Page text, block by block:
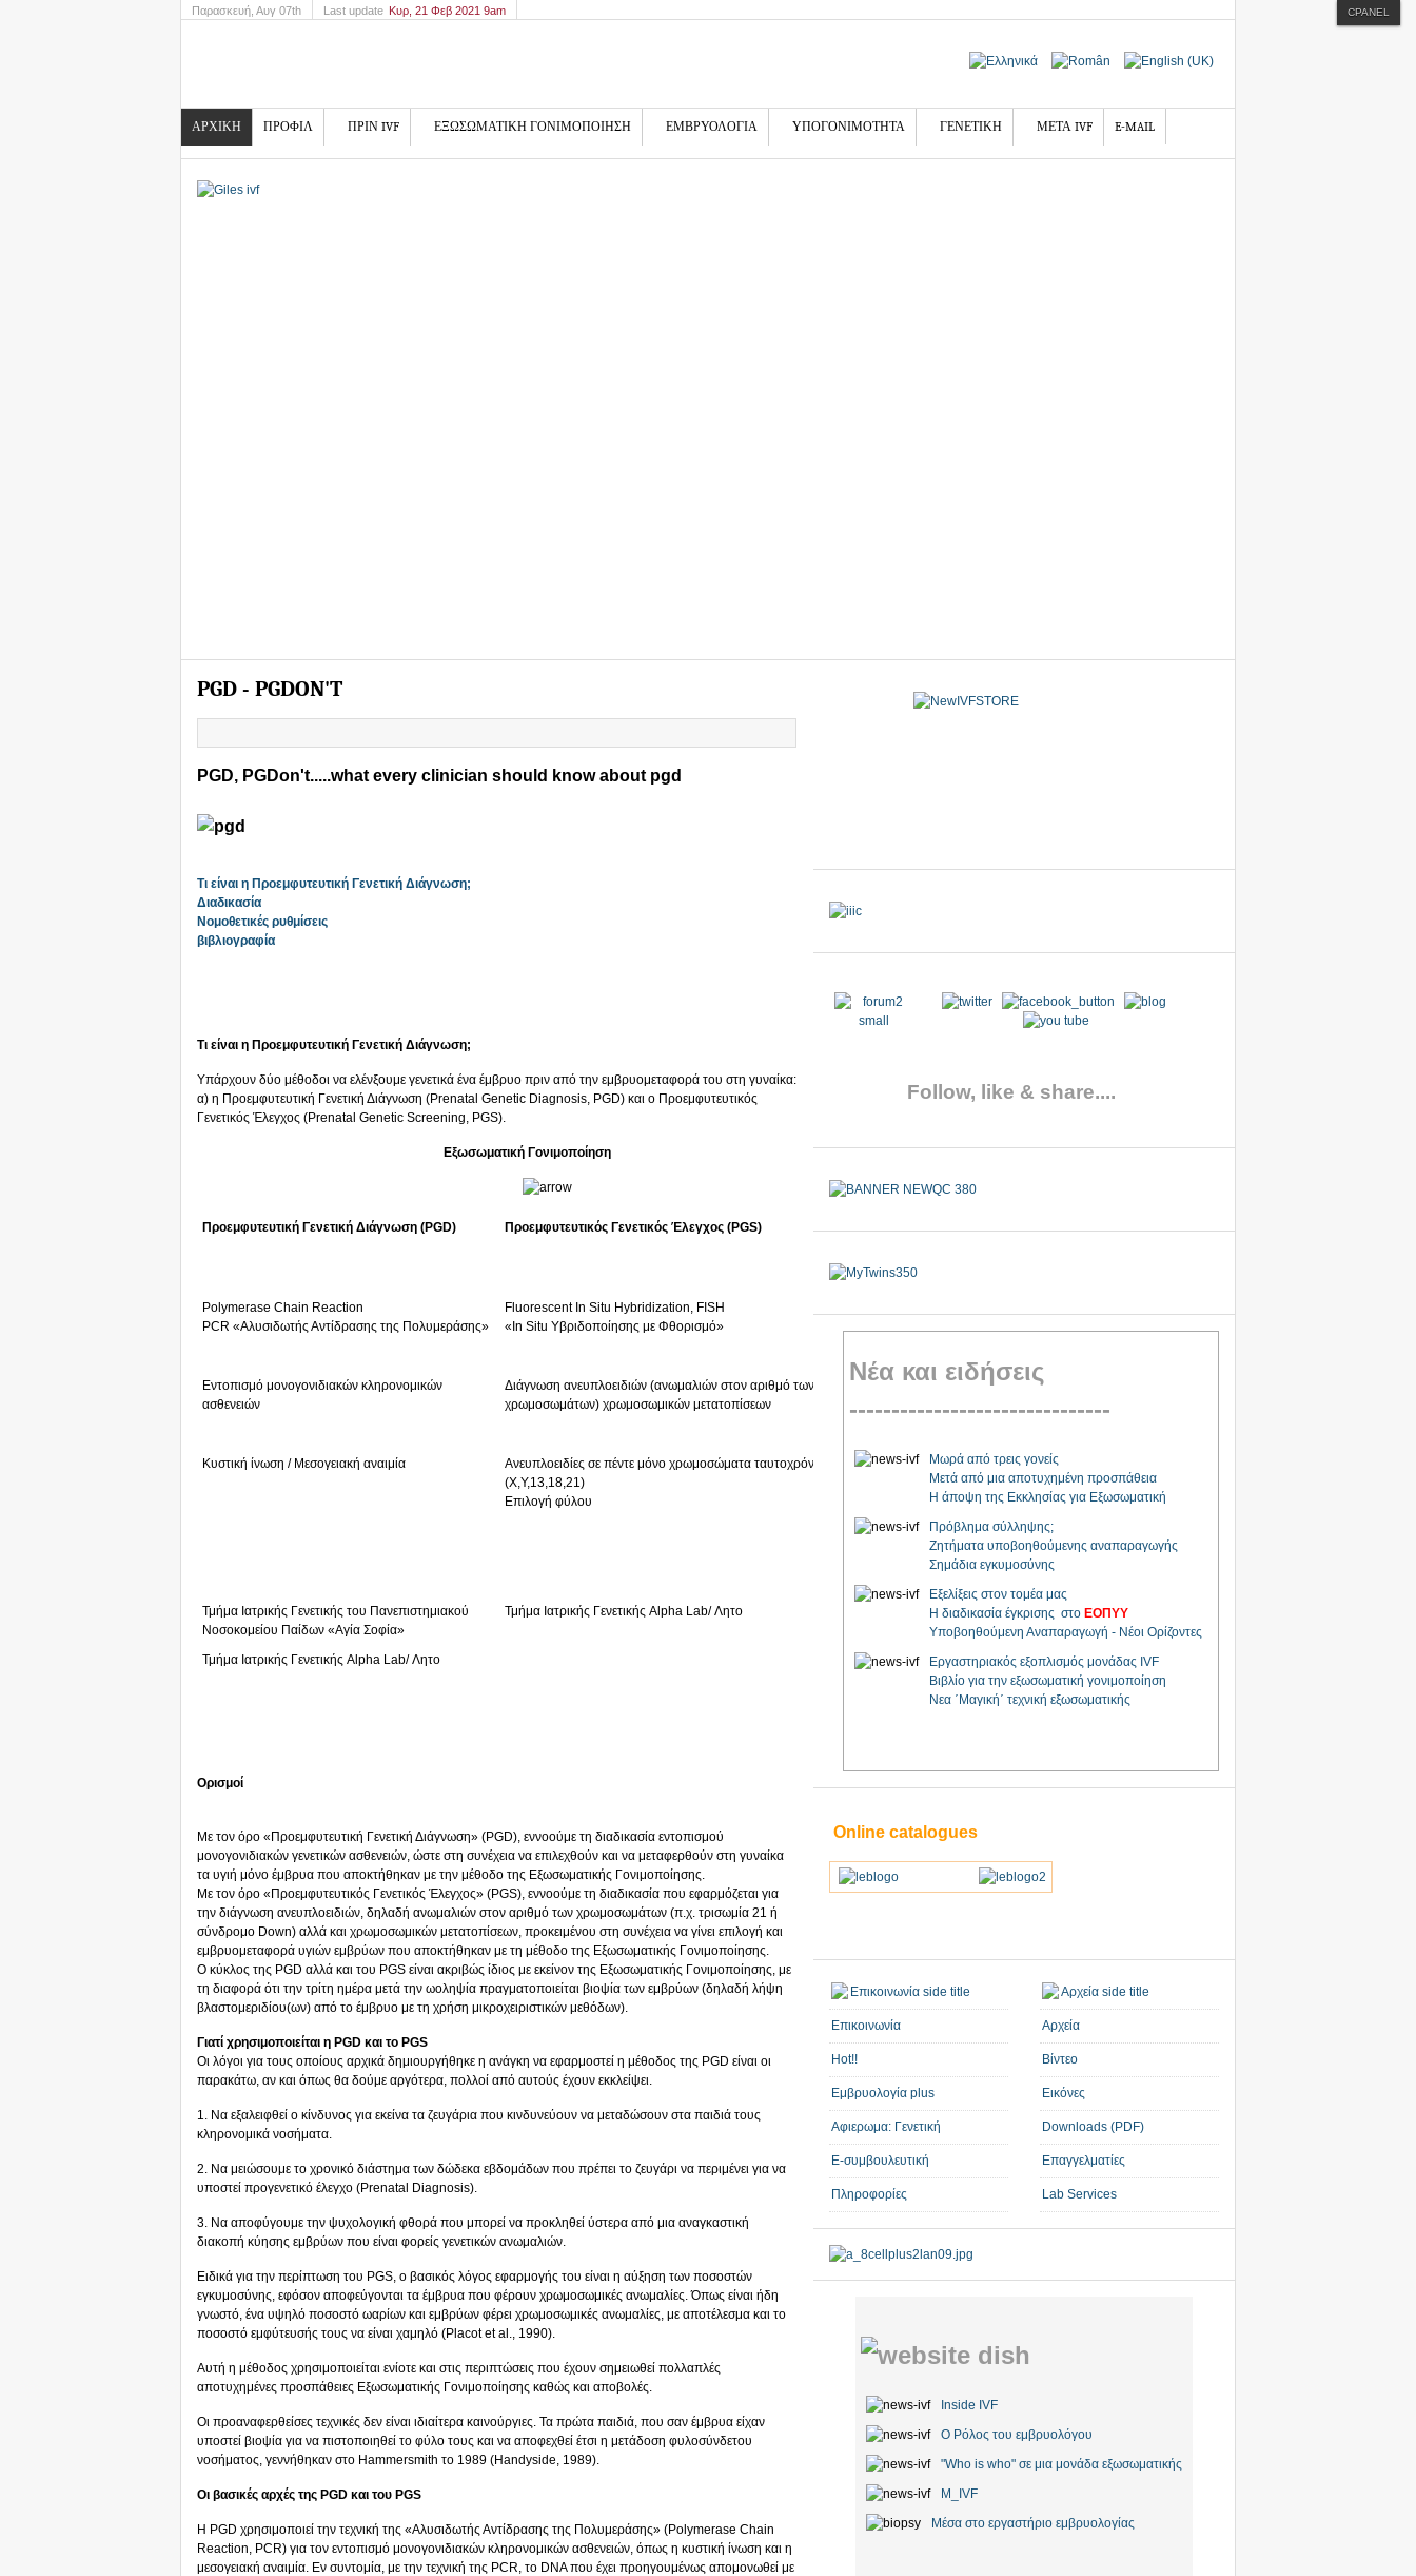
Παρασκευή , Αυγ 07th Last update Κυρ, 21 Φεβ 2021 9am
ΑΡΧΙΚΗ ΠΡΟΦΙΛ ΠΡΙΝ IVF ΕΞΩΣΩΜΑΤΙΚΗ ΓΟΝΙΜΟΠΟΙΗΣΗ ΕΜΒΡΥΟΛΟΓΙΑ ΥΠΟΓΟΝΙΜΟΤΗΤΑ ΓΕΝΕΤΙΚΗ ΜΕΤΑ IVF E-MAIL
CPANEL
PGD - PGDON'T
PGD, PGDon't.....what every clinician should know about pgd
Τι είναι η Προεμφυτευτική Γενετική Διάγνωση;
Διαδικασία
Νομοθετικές ρυθμίσεις
βιβλιογραφία
Τι είναι η Προεμφυτευτική Γενετική Διάγνωση;
Υπάρχουν δύο μέθοδοι να ελένξουμε γενετικά ένα έμβρυο πριν από την εμβρυομεταφορά του στη γυναίκα:
α) η Προεμφυτευτική Γενετική Διάγνωση (Prenatal Genetic Diagnosis, PGD) και ο Προεμφυτευτικός
Γενετικός Έλεγχος (Prenatal Genetic Screening, PGS).
Εξωσωματική Γονιμοποίηση
Προεμφυτευτική Γενετική Διάγνωση (PGD) Προεμφυτευτικός Γενετικός Έλεγχος (PGS)
Polymerase Chain Reaction
PCR «Αλυσιδωτής Αντίδρασης της Πολυμεράσης»
Fluorescent In Situ Hybridization, FISH
«In Situ Υβριδοποίησης με Φθορισμό»
Εντοπισμό μονογονιδιακών κληρονομικών
ασθενειών
Διάγνωση ανευπλοειδιών (ανωμαλιών στον αριθμό των
χρωμοσωμάτων) χρωμοσωμικών μετατοπίσεων
Κυστική ίνωση / Μεσογειακή αναιμία
Ανευπλοειδίες σε πέντε μόνο χρωμοσώματα ταυτοχρόνως
(Χ,Υ,13,18,21)
Επιλογή φύλου
Τμήμα Ιατρικής Γενετικής του Πανεπιστημιακού
Νοσοκομείου Παίδων «Αγία Σοφία»
Τμήμα Ιατρικής Γενετικής Alpha Lab/ Λητο
Τμήμα Ιατρικής Γενετικής Alpha Lab/ Λητο
Ορισμοί
Με τον όρο «Προεμφυτευτική Γενετική Διάγνωση» (PGD), εννοούμε τη διαδικασία εντοπισμού
μονογονιδιακών γενετικών ασθενειών, ώστε στη συνέχεια να επιλεχθούν και να μεταφερθούν στη γυναίκα
τα υγιή μόνο έμβρυα που αποκτήθηκαν με την μέθοδο της Εξωσωματικής Γονιμοποίησης.
Με τον όρο «Προεμφυτευτικός Γενετικός Έλεγχος» (PGS), εννοούμε τη διαδικασία που εφαρμόζεται για
την διάγνωση ανευπλοειδιών, δηλαδή ανωμαλιών στον αριθμό των χρωμοσωμάτων (π.χ. τρισωμία 21 ή
σύνδρομο Down) αλλά και χρωμοσωμικών μετατοπίσεων, προκειμένου στη συνέχεια να γίνει επιλογή και
εμβρυομεταφορά υγιών εμβρύων που αποκτήθηκαν με τη μέθοδο της Εξωσωματικής Γονιμοποίησης.
Ο κύκλος της PGD αλλά και του PGS είναι ακριβώς ίδιος με εκείνον της Εξωσωματικής Γονιμοποίησης, με
τη διαφορά ότι την τρίτη ημέρα μετά την ωοληψία πραγματοποιείται βιοψία των εμβρύων (δηλαδή λήψη
βλαστομεριδίου(ων) από το έμβρυο με τη χρήση μικροχειριστικών μεθόδων).
Γιατί χρησιμοποιείται η PGD και το PGS
Οι λόγοι για τους οποίους αρχικά δημιουργήθηκε η ανάγκη να εφαρμοστεί η μέθοδος της PGD είναι οι
παρακάτω, αν και όπως θα δούμε αργότερα, πολλοί από αυτούς έχουν εκκλείψει.
1. Να εξαλειφθεί ο κίνδυνος για εκείνα τα ζευγάρια που κινδυνεύουν να μεταδώσουν στα παιδιά τους
κληρονομικά νοσήματα.
2. Να μειώσουμε το χρονικό διάστημα των δώδεκα εβδομάδων που πρέπει το ζευγάρι να περιμένει για να
υποστεί προγενετικό έλεγχο (Prenatal Diagnosis).
3. Να αποφύγουμε την ψυχολογική φθορά που μπορεί να προκληθεί ύστερα από μια αναγκαστική
διακοπή κύησης εμβρύων που είναι φορείς γενετικών ανωμαλιών.
Ειδικά για την περίπτωση του PGS, ο βασικός λόγος εφαρμογής του είναι η αύξηση των ποσοστών
εγκυμοσύνης, εφόσον αποφεύγονται τα έμβρυα που φέρουν χρωμοσωμικές ανωμαλίες. Όπως είναι ήδη
γνωστό, ένα υψηλό ποσοστό ωαρίων και εμβρύων φέρει χρωμοσωμικές ανωμαλίες, με αποτέλεσμα και το
ποσοστό εμφύτευσής τους να είναι χαμηλό (Placot et al., 1990).
Αυτή η μέθοδος χρησιμοποιείται ενίοτε και στις περιπτώσεις που έχουν σημειωθεί πολλαπλές
αποτυχημένες προσπάθειες Εξωσωματικής Γονιμοποίησης καθώς και αποβολές.
Οι προαναφερθείσες τεχνικές δεν είναι ιδιαίτερα καινούργιες. Τα πρώτα παιδιά, που σαν έμβρυα είχαν
υποστεί βιοψία για να πιστοποιηθεί το φύλο τους και να αποφεχθεί έτσι η μετάδοση φυλοσύνδετου
νοσήματος, γεννήθηκαν στο Hammersmith το 1989 (Handyside, 1989).
Οι βασικές αρχές της PGD και του PGS
Η PGD χρησιμοποιεί την τεχνική της «Αλυσιδωτής Αντίδρασης της Πολυμεράσης» (Polymerase Chain
Reaction, PCR) για τον εντοπισμό μονογονιδιακών κληρονομικών ασθενειών, όπως η κυστική ίνωση και η
μεσογειακή αναιμία. Εν συντομία, με την τεχνική της PCR, το DNA που έχει προηγουμένως απομονωθεί με
Follow, like & share....
Νέα και ειδήσεις
-------------------------------
Μωρά από τρεις γονείς
Μετά από μια αποτυχημένη προσπάθεια
Η άποψη της Εκκλησίας για Εξωσωματική
Πρόβλημα σύλληψης;
Ζητήματα υποβοηθούμενης αναπαραγωγής
Σημάδια εγκυμοσύνης
Εξελίξεις στον τομέα μας
Η διαδικασία έγκρισης στο ΕΟΠΥΥ
Υποβοηθούμενη Αναπαραγωγή - Νέοι Ορίζοντες
Εργαστηριακός εξοπλισμός μονάδας IVF
Βιβλίο για την εξωσωματική γονιμοποίηση
Νεα ΄Μαγική΄ τεχνική εξωσωματικής
Online catalogues
Επικοινωνία
Hot!!
Εμβρυολογία plus
Αφιερωμα: Γενετική
E-συμβουλευτική
Πληροφορίες
Αρχεία
Βίντεο
Εικόνες
Downloads (PDF)
Επαγγελματίες
Lab Services
Inside IVF
Ο Ρόλος του εμβρυολόγου
"Who is who" σε μια μονάδα εξωσωματικής
M_IVF
Μέσα στο εργαστήριο εμβρυολογίας